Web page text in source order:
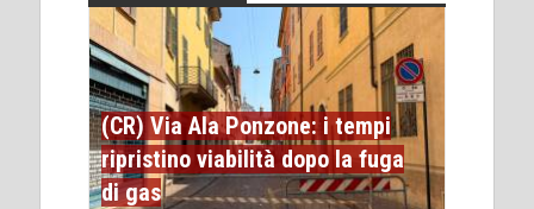
(CR) Via Ala Ponzone: i tempi
ripristino viabilità dopo la fuga
di gas